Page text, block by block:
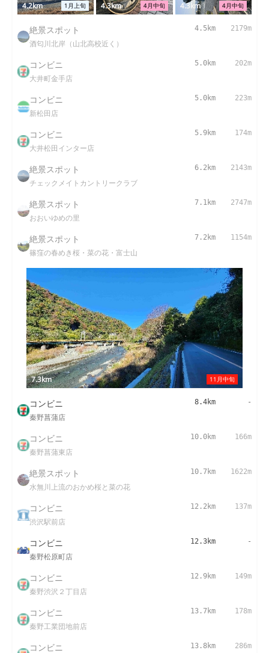
1月上旬
4.2km 4月中旬
4.3km 4月中旬
4.3km
絶景スポット
酒匂川北岸（山北高校近く）
4.5km 2179m
コンビニ
大井町金手店
5.0km 202m
コンビニ
新松田店
5.0km 223m
コンビニ
大井松田インター店
5.9km 174m
絶景スポット
チェックメイトカントリークラブ
6.2km 2143m
絶景スポット
おおいゆめの里
7.1km 2747m
絶景スポット
篠窪の春めき桜・菜の花・富士山
7.2km 1154m
11月中旬
7.3km
コンビニ
秦野菖蒲店
8.4km -
コンビニ
秦野菖蒲東店
10.0km 166m
絶景スポット
水無川上流のおかめ桜と菜の花
10.7km 1622m
コンビニ
渋沢駅前店
12.2km 137m
コンビニ
秦野松原町店
12.3km -
コンビニ
秦野渋沢２丁目店
12.9km 149m
コンビニ
秦野工業団地前店
13.7km 178m
コンビニ 13.8km 286m